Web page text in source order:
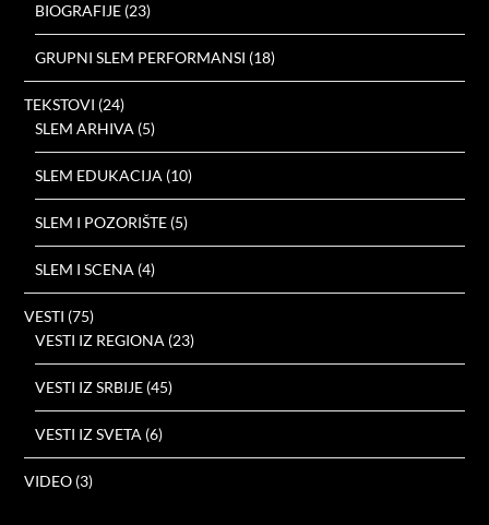
BIOGRAFIJE (23)
GRUPNI SLEM PERFORMANSI (18)
TEKSTOVI (24)
SLEM ARHIVA (5)
SLEM EDUKACIJA (10)
SLEM I POZORIŠTE (5)
SLEM I SCENA (4)
VESTI (75)
VESTI IZ REGIONA (23)
VESTI IZ SRBIJE (45)
VESTI IZ SVETA (6)
VIDEO (3)